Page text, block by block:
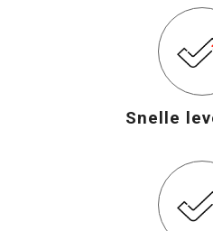
Snelle